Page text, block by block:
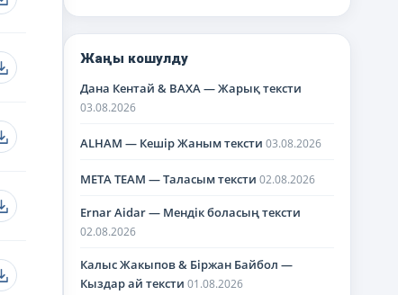
Жаңы кошулду
Дана Кентай & BAXA — Жарық тексти
03.08.2026
ALHAM — Кешір Жаным тексти 03.08.2026
META TEAM — Таласым тексти 02.08.2026
Ernar Aidar — Мендік боласың тексти
02.08.2026
Калыс Жакыпов & Біржан Байбол —
Кыздар ай тексти 01.08.2026